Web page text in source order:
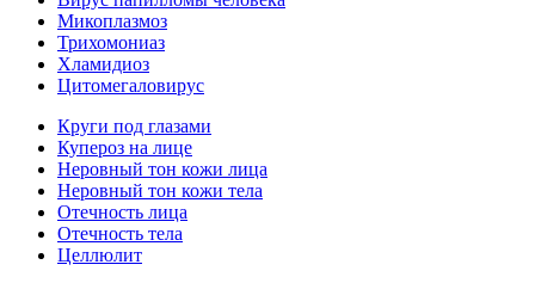
Микоплазмоз
Трихомониаз
Хламидиоз
Цитомегаловирус
Круги под глазами
Купероз на лице
Неровный тон кожи лица
Неровный тон кожи тела
Отечность лица
Отечность тела
Целлюлит